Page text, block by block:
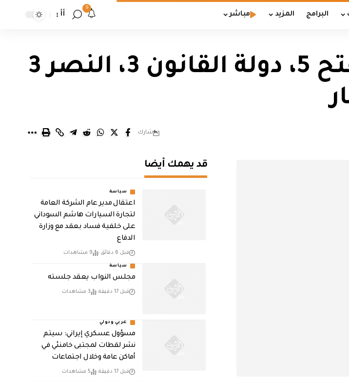
البرامج المزيد مباشر
9
أأ
المفوضية: سائرون 6، الفتح 5، دولة القانون 3، النصر 3
شارك
قد يهمك أيضا
سياسة
اعتقال مدير عام الشركة العامة
لتجارة السيارات هاشم السوداني
على خلفية فساد بعقد مع وزارة
الدفاع
قبل 6 دقائق 9 مشاهدات
سياسة
مجلس النواب يعقد جلسته
قبل 17 دقيقة 3 مشاهدات
عربي ودولي
مسؤول عسكري إيراني: سيتم
نشر لقطات لمجتبى خامنئي في
أماكن عامة وخلال اجتماعات
قبل 17 دقيقة 5 مشاهدات